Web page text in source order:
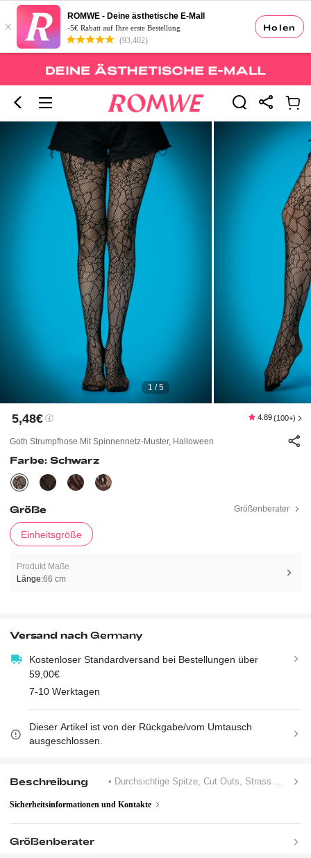
Holen
×
ROMWE - Deine ästhetische E-Mall
-5€ Rabatt auf Ihre erste Bestellung
(93,402)
1 / 5
5,48€ 4.89 (100+)
Goth Strumpfhose Mit Spinnennetz-Muster, Halloween
Farbe: Schwarz
Größe Größenberater
Einheitsgröße
Produkt Maße
Länge:66 cm
Versand nachGermany
Kostenloser Standardversand bei Bestellungen über
59,00€
7-10 Werktagen
Dieser Artikel ist von der Rückgabe/vom Umtausch
ausgeschlossen.
Beschreibung • Winter
Sicherheitsinformationen und Kontakte
Größenberater